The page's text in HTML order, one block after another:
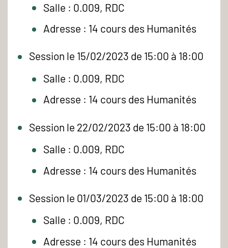
Salle : 0.009, RDC
Adresse : 14 cours des Humanités
Session le 15/02/2023 de 15:00 à 18:00
Salle : 0.009, RDC
Adresse : 14 cours des Humanités
Session le 22/02/2023 de 15:00 à 18:00
Salle : 0.009, RDC
Adresse : 14 cours des Humanités
Session le 01/03/2023 de 15:00 à 18:00
Salle : 0.009, RDC
Adresse : 14 cours des Humanités